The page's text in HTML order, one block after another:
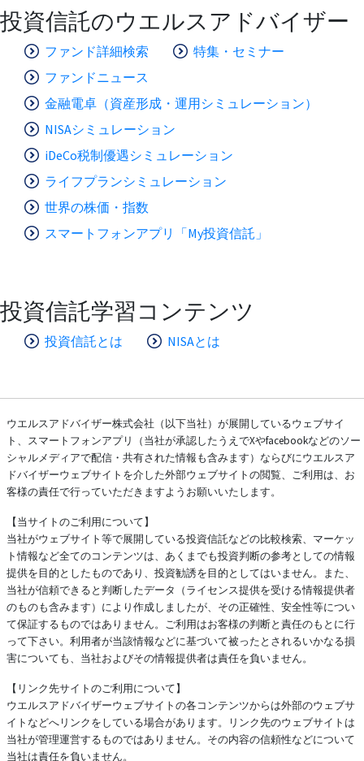
投資信託のウエルスアドバイザー
ファンド詳細検索
特集・セミナー
ファンドニュース
金融電卓（資産形成・運用シミュレーション）
NISAシミュレーション
iDeCo税制優遇シミュレーション
ライフプランシミュレーション
世界の株価・指数
スマートフォンアプリ「My投資信託」
投資信託学習コンテンツ
投資信託とは NISAとは
ウエルスアドバイザー株式会社（以下当社）が展開しているウェブサイ
ト、スマートフォンアプリ（当社が承認したうえでXやfacebookなどのソー
シャルメディアで配信・共有された情報も含みます）ならびにウエルスア
ドバイザーウェブサイトを介した外部ウェブサイトの閲覧、ご利用は、お
客様の責任で行っていただきますようお願いいたします。
【当サイトのご利用について】
当社がウェブサイト等で展開している投資信託などの比較検索、マーケッ
ト情報など全てのコンテンツは、あくまでも投資判断の参考としての情報
提供を目的としたものであり、投資勧誘を目的としてはいません。また、
当社が信頼できると判断したデータ（ライセンス提供を受ける情報提供者
のものも含みます）により作成しましたが、その正確性、安全性等につい
て保証するものではありません。ご利用はお客様の判断と責任のもとに行
って下さい。利用者が当該情報などに基づいて被ったとされるいかなる損
害についても、当社およびその情報提供者は責任を負いません。
【リンク先サイトのご利用について】
ウエルスアドバイザーウェブサイトの各コンテンツからは外部のウェブサ
イトなどへリンクをしている場合があります。リンク先のウェブサイトは
当社が管理運営するものではありません。その内容の信頼性などについて
当社は責任を負いません。